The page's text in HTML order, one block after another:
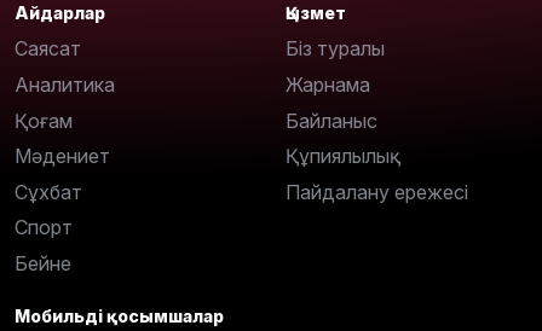
Айдарлар
Саясат
Аналитика
Қоғам
Мәдениет
Сұхбат
Спорт
Бейне
Қызмет
Біз туралы
Жарнама
Байланыс
Құпиялылық
Пайдалану ережесі
Мобильді қосымшалар